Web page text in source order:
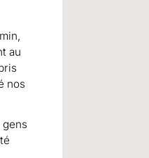
au
nos
gens